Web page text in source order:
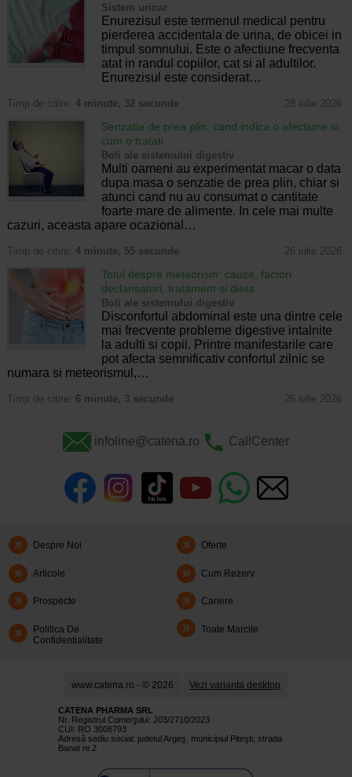
Sistem urinar
Enurezisul este termenul medical pentru
pierderea accidentala de urina, de obicei in
timpul somnului. Este o afectiune frecventa
atat in randul copiilor, cat si al adultilor.
Enurezisul este considerat…
Timp de citire: 4 minute, 32 secunde 28 iulie 2026
Senzatia de prea plin: cand indica o afectiune si
cum o tratati
Boli ale sistemului digestiv
Multi oameni au experimentat macar o data
dupa masa o senzatie de prea plin, chiar si
atunci cand nu au consumat o cantitate
foarte mare de alimente. In cele mai multe
cazuri, aceasta apare ocazional…
Timp de citire: 4 minute, 55 secunde 26 iulie 2026
Totul despre meteorism: cauze, factori
declansatori, tratament si dieta
Boli ale sistemului digestiv
Disconfortul abdominal este una dintre cele
mai frecvente probleme digestive intalnite
la adulti si copii. Printre manifestarile care
pot afecta semnificativ confortul zilnic se
numara si meteorismul,…
Timp de citire: 6 minute, 3 secunde 26 iulie 2026
infoline@catena.ro CallCenter
Despre Noi Oferte
Articole Cum Rezerv
Prospecte Cariere
Politica De
Confidentialitate
Toate Marcile
www.catena.ro - © 2026 Vezi varianta desktop
CATENA PHARMA SRL
Nr. Registrul Comerţului: J03/2710/2023
CUI: RO 3008793
Adresă sediu social: judetul Argeş, municipiul Piteşti, strada
Banat nr.2